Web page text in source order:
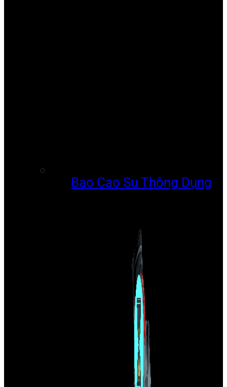
Bao Cao Su Thông Dụng